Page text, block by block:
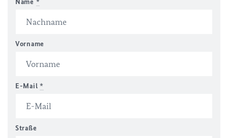
Name *
Vorname
E-Mail *
Straße